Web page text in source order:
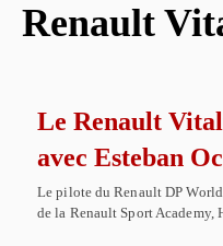
Renault
Le Renault
avec Esteban
Le pilote du Renault DP
de la Renault Sport